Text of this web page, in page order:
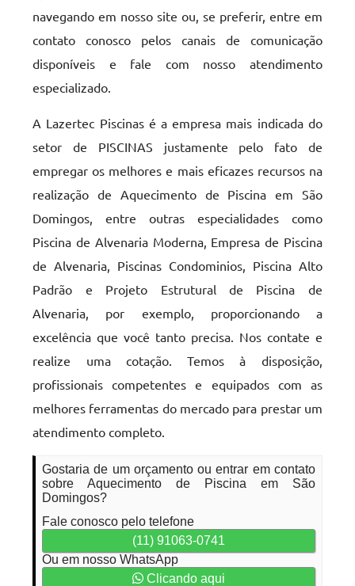
navegando em nosso site ou, se preferir, entre em
contato conosco pelos canais de comunicação
disponíveis e fale com nosso atendimento
especializado.
A Lazertec Piscinas é a empresa mais indicada do
setor de PISCINAS justamente pelo fato de
empregar os melhores e mais eficazes recursos na
realização de Aquecimento de Piscina em São
Domingos, entre outras especialidades como
Piscina de Alvenaria Moderna, Empresa de Piscina
de Alvenaria, Piscinas Condominios, Piscina Alto
Padrão e Projeto Estrutural de Piscina de
Alvenaria, por exemplo, proporcionando a
excelência que você tanto precisa. Nos contate e
realize uma cotação. Temos à disposição,
profissionais competentes e equipados com as
melhores ferramentas do mercado para prestar um
atendimento completo.
Gostaria de um orçamento ou entrar em contato
sobre Aquecimento de Piscina em São
Domingos?
Fale conosco pelo telefone
(11) 91063-0741
Ou em nosso WhatsApp
Clicando aqui